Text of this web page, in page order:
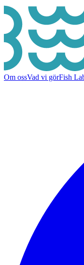
Om ossVad vi görFish